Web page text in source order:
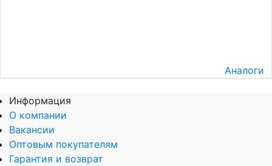
Аналоги
Информация
О компании
Вакансии
Оптовым покупателям
Гарантия и возврат